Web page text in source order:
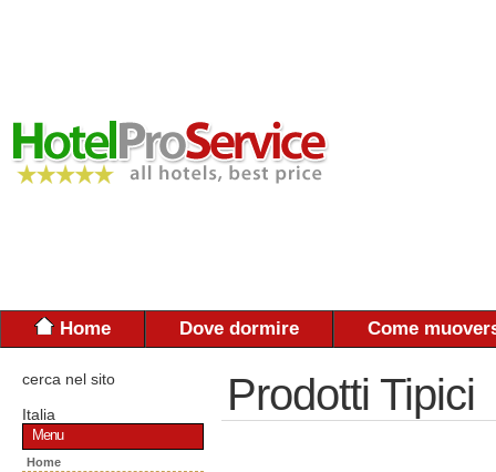
Home Dove dormire Come
cerca nel sito
Italia
Menu
Home
Prodotti Tipici